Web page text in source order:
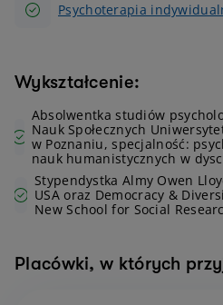
Psychoterapia
Wykształcenie:
Absolwentka studiów
Nauk Społecznych
w Poznaniu, specjalność:
nauk humanistycznych w
Stypendystka Almy Owen
USA oraz Democracy &
New School for Social
Placówki, w których